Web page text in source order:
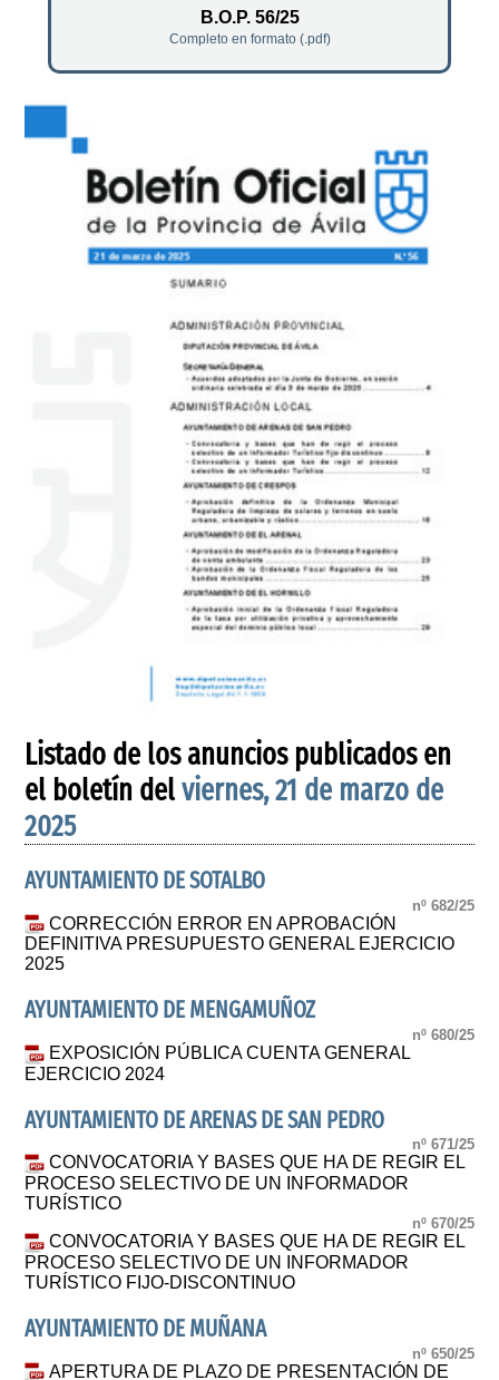
B.O.P. 56/25
Completo en formato (.pdf)
Listado de los anuncios publicados en
el boletín delviernes, 21 de marzo de
2025
AYUNTAMIENTO DE SOTALBO
nº 682/25
CORRECCIÓN ERROR EN APROBACIÓN
DEFINITIVA PRESUPUESTO GENERAL EJERCICIO
2025
AYUNTAMIENTO DE MENGAMUÑOZ
nº 680/25
EXPOSICIÓN PÚBLICA CUENTA GENERAL
EJERCICIO 2024
AYUNTAMIENTO DE ARENAS DE SAN PEDRO
nº 671/25
CONVOCATORIA Y BASES QUE HA DE REGIR EL
PROCESO SELECTIVO DE UN INFORMADOR
TURÍSTICO
nº 670/25
CONVOCATORIA Y BASES QUE HA DE REGIR EL
PROCESO SELECTIVO DE UN INFORMADOR
TURÍSTICO FIJO-DISCONTINUO
AYUNTAMIENTO DE MUÑANA
nº 650/25
APERTURA DE PLAZO DE PRESENTACIÓN DE